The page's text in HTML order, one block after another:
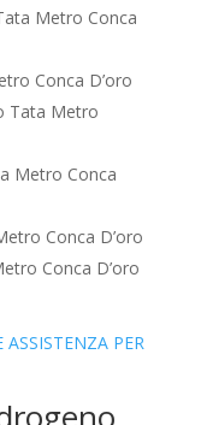
Metro Conca
Conca D’oro
Tata Metro
Metro Conca
Conca D’oro
Conca D’oro
PER